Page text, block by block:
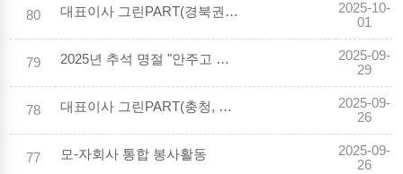
80 대표이사 그린PART(경북권) 현장경영
2025-10-
01
79 2025년 추석 명절 "안주고 안받기" 캠페인
2025-09-
29
78 대표이사 그린PART(충청, 전북) 현장경영
2025-09-
26
77 모-자회사 통합 봉사활동
2025-09-
26